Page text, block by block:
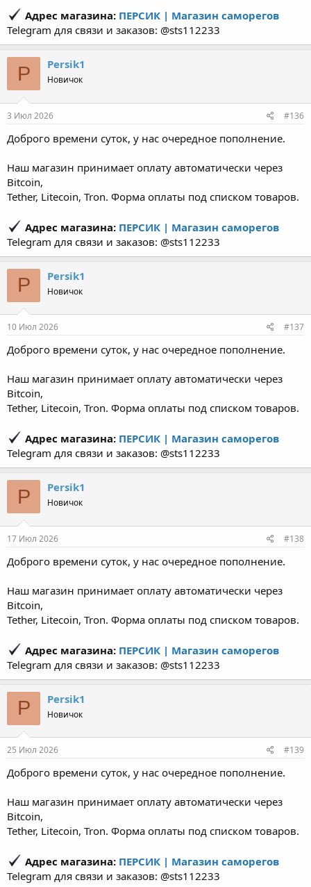
Адрес магазина: ПЕРСИК | Магазин саморегов
Telegram для связи и заказов: @sts112233
P Persik1
Новичок
3 Июл 2026 #136
Доброго времени суток, у нас очередное пополнение.
Наш магазин принимает оплату автоматически через
Bitcoin,
Tether, Litecoin, Tron. Форма оплаты под списком товаров.
Адрес магазина: ПЕРСИК | Магазин саморегов
Telegram для связи и заказов: @sts112233
P Persik1
Новичок
10 Июл 2026 #137
Доброго времени суток, у нас очередное пополнение.
Наш магазин принимает оплату автоматически через
Bitcoin,
Tether, Litecoin, Tron. Форма оплаты под списком товаров.
Адрес магазина: ПЕРСИК | Магазин саморегов
Telegram для связи и заказов: @sts112233
P Persik1
Новичок
17 Июл 2026 #138
Доброго времени суток, у нас очередное пополнение.
Наш магазин принимает оплату автоматически через
Bitcoin,
Tether, Litecoin, Tron. Форма оплаты под списком товаров.
Адрес магазина: ПЕРСИК | Магазин саморегов
Telegram для связи и заказов: @sts112233
P Persik1
Новичок
25 Июл 2026 #139
Доброго времени суток, у нас очередное пополнение.
Наш магазин принимает оплату автоматически через
Bitcoin,
Tether, Litecoin, Tron. Форма оплаты под списком товаров.
Адрес магазина: ПЕРСИК | Магазин саморегов
Telegram для связи и заказов: @sts112233